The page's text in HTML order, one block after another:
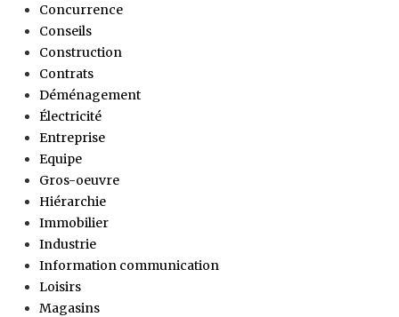
Concurrence
Conseils
Construction
Contrats
Déménagement
Électricité
Entreprise
Equipe
Gros-oeuvre
Hiérarchie
Immobilier
Industrie
Information communication
Loisirs
Magasins